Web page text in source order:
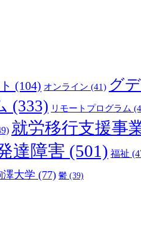
(104) オンライン (41) グ
(333) リモートプログラム
就労移行支援事
達障害 (501) 福祉
澤大学 (77) 鬱 (39)